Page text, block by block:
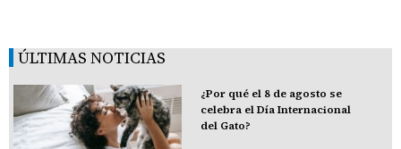
ÚLTIMAS NOTICIAS
¿Por qué el 8 de agosto se
celebra el Día Internacional
del Gato?